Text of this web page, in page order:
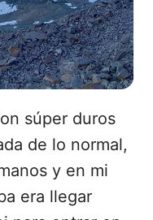
súper duros
de lo normal,
y en mi
era llegar